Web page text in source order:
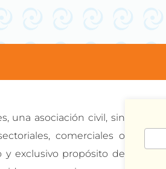
una asociación civil, sin
comerciales o
exclusivo propósito de